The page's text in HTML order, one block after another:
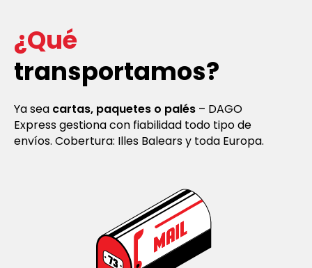
¿Qué
transportamos?
Ya sea cartas, paquetes o palés – DAGO
Express gestiona con fiabilidad todo tipo de
envíos. Cobertura: Illes Balears y toda Europa.